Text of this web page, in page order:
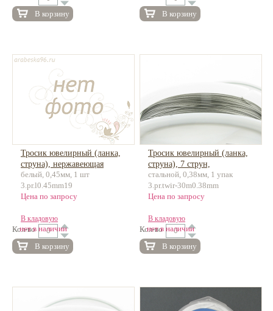
В корзину
В корзину
Тросик ювелирный (ланка,
струна), нержавеющая
сталь, 50м
белый, 0,45мм, 1 шт
3.pr.l0.45mm19
Цена по запросу
В кладовую
Кол-во
нет в наличии
В корзину
Тросик ювелирный (ланка,
струна), 7 струн,
нержавеющая сталь, 30м
стальной, 0,38мм, 1 упак
3.pr.twir-30m0.38mm
Цена по запросу
В кладовую
Кол-во
нет в наличии
В корзину